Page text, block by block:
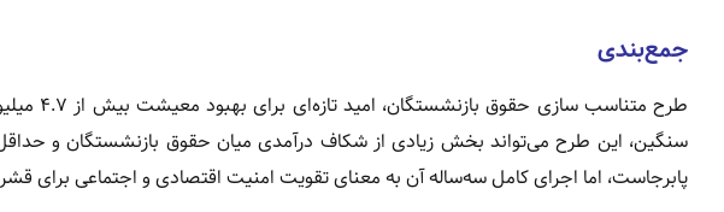
جمع‌بندی
طرح
سنگین، این طرح می‌تواند بخش زیادی از شکاف درآمدی میان حقوق بازنشستگان و
پابرجاست، اما اجرای کامل سه‌ساله آن به معنای تقویت امنیت اقتصادی و اجتماعی برای